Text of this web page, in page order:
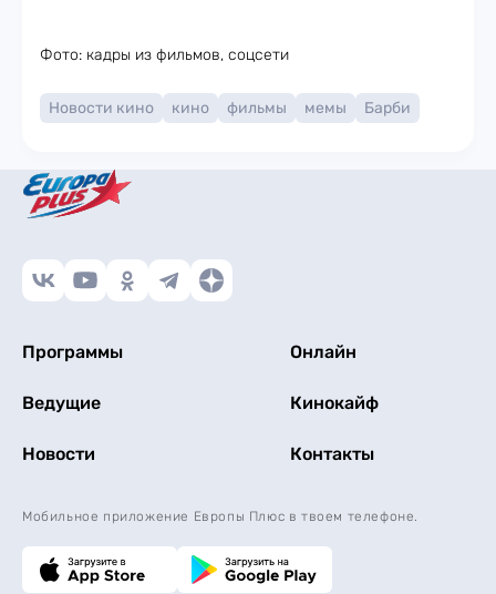
Фото: кадры из фильмов, соцсети
Новости кино кино фильмы мемы Барби
Программы Онлайн
Ведущие Кинокайф
Новости Контакты
Мобильное приложение Европы Плюс в твоем телефоне.